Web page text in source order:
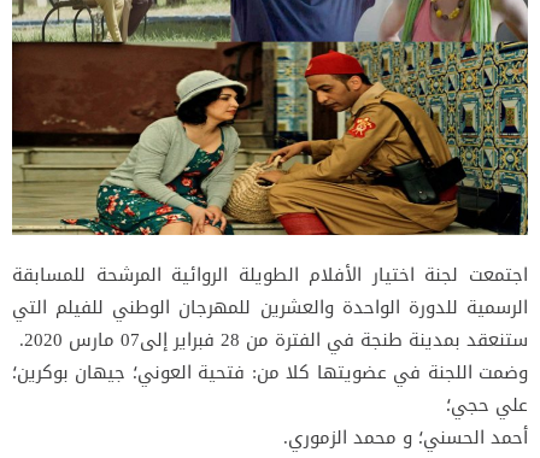
اجتمعت لجنة اختيار الأفلام الطويلة الروائية المرشحة للمسابقة
الرسمية للدورة الواحدة والعشرين للمهرجان الوطني للفيلم التي
ستنعقد بمدينة طنجة في الفترة من 28 فبراير إلى07 مارس 2020.
وضمت اللجنة في عضويتها كلا من: فتحية العوني؛ جيهان بوكرين؛
علي حجي؛
أحمد الحسني؛ و محمد الزموري.